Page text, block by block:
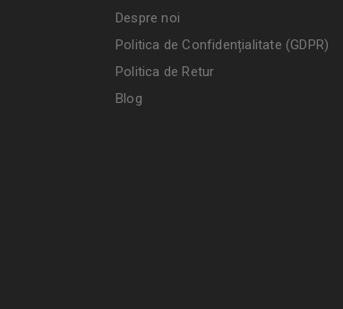
Despre noi
Politica de Confidențialitate (GDPR)
Politica de Retur
Blog